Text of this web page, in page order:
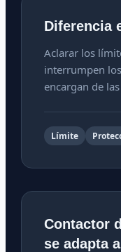
Diferencia
Aclarar los
interrumpen
encargan de
Límite
Contactor
se adapta